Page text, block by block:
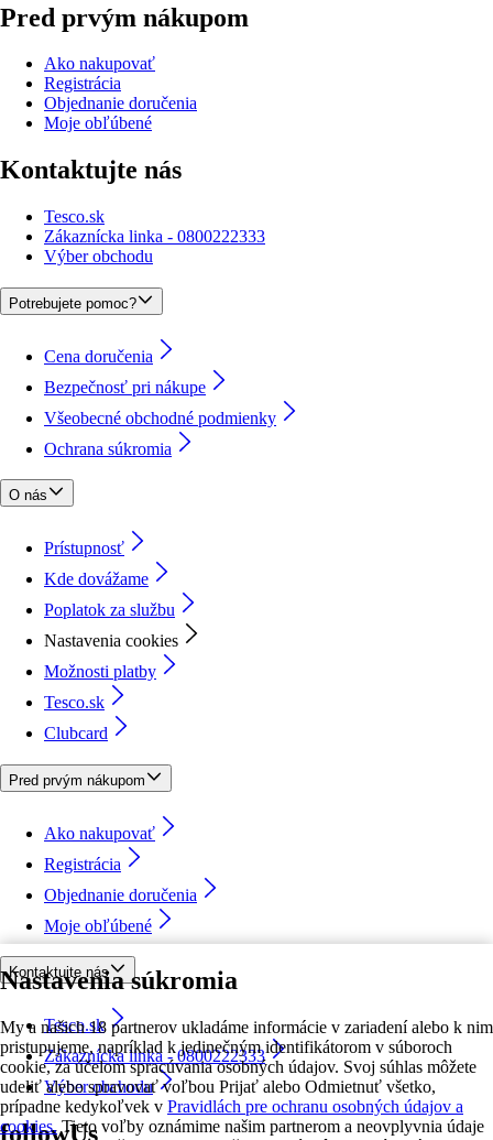
Nastavenia súkromia
My a našich 18 partnerov ukladáme informácie v zariadení alebo k nim
pristupujeme, napríklad k jedinečným identifikátorom v súboroch
cookie, za účelom spracúvania osobných údajov. Svoj súhlas môžete
udeliť alebo spravovať voľbou Prijať alebo Odmietnuť všetko,
prípadne kedykoľvek v Pravidlách pre ochranu osobných údajov a
cookies. Tieto voľby oznámime našim partnerom a neovplyvnia údaje
Pred prvým nákupom
Ako nakupovať
Registrácia
Objednanie doručenia
Moje obľúbené
Kontaktujte nás
Tesco.sk
Zákaznícka linka - 0800222333
Výber obchodu
Potrebujete pomoc?
Cena doručenia
Bezpečnosť pri nákupe
Všeobecné obchodné podmienky
Ochrana súkromia
O nás
Prístupnosť
Kde dovážame
Poplatok za službu
Nastavenia cookies
Možnosti platby
Tesco.sk
Clubcard
Pred prvým nákupom
Ako nakupovať
Registrácia
Objednanie doručenia
Moje obľúbené
Kontaktujte nás
Tesco.sk
Zákaznícka linka - 0800222333
Výber obchodu
followUs